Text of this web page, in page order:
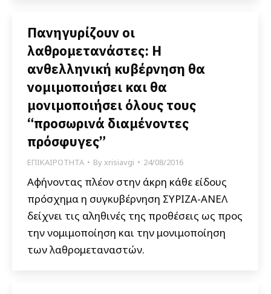
Πανηγυρίζουν οι
λαθρομετανάστες: H
ανθελληνική κυβέρνηση θα
νομιμοποιήσει και θα
μονιμοποιήσει όλους τους
“προσωρινά διαμένοντες
πρόσφυγες”
ΕΠΙΚΑΙΡΟΤΗΤΑ Byxrisiavgi 24/08/2016
Αφήνοντας πλέον στην άκρη κάθε είδους
πρόσχημα η συγκυβέρνηση ΣΥΡΙΖΑ-ΑΝΕΛ
δείχνει τις αληθινές της προθέσεις ως προς
την νομιμοποίηση και την μονιμοποίηση
των λαθρομεταναστών.